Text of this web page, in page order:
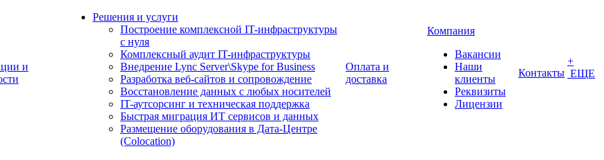
и
Решения и услуги
Построение комплексной IT-инфраструктуры
с нуля
Комплексный аудит IT-инфраструктуры
Внедрение Lync Server\Skype for Business
Разработка веб-сайтов и сопровождение
Восстановление данных с любых носителей
IT-аутсорсинг и техническая поддержка
Быстрая миграция ИТ сервисов и данных
Размещение оборудования в Дата-Центре
(Colocation)
Оплата и
доставка
Компания
Вакансии
Наши
клиенты
Реквизиты
Лицензии
Контакты
+
ЕЩЕ